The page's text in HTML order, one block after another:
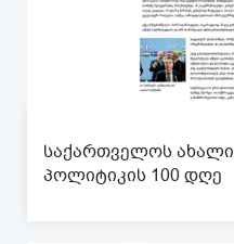
საქართველოს
პოლიტიკის 100 დღე